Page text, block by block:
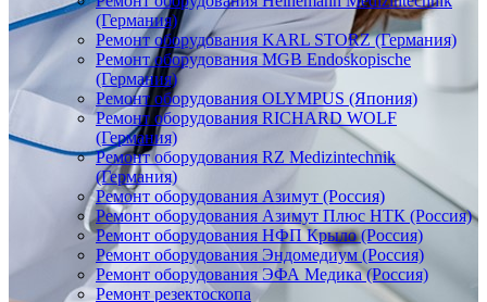
(Германия)
Ремонт оборудования KARL STORZ (Германия)
Ремонт оборудования MGB Endoskopische
(Германия)
Ремонт оборудования OLYMPUS (Япония)
Ремонт оборудования RICHARD WOLF
(Германия)
Ремонт оборудования RZ Medizintechnik
(Германия)
Ремонт оборудования Азимут (Россия)
Ремонт оборудования Азимут Плюс НТК (Россия)
Ремонт оборудования НФП Крыло (Россия)
Ремонт оборудования Эндомедиум (Россия)
Ремонт оборудования ЭФА Медика (Россия)
Ремонт резектоскопа